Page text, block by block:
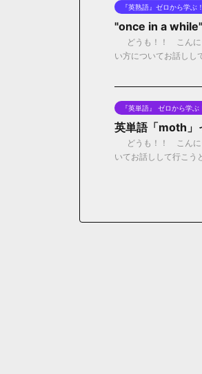
『英熟語』ゼロから学ぶ
"once in a while"
どうも！！ こんに
い方についてお話しし
『英単語』 ゼロから学ぶ
英単語「moth」
どうも！！ こんに
いてお話しして行こう